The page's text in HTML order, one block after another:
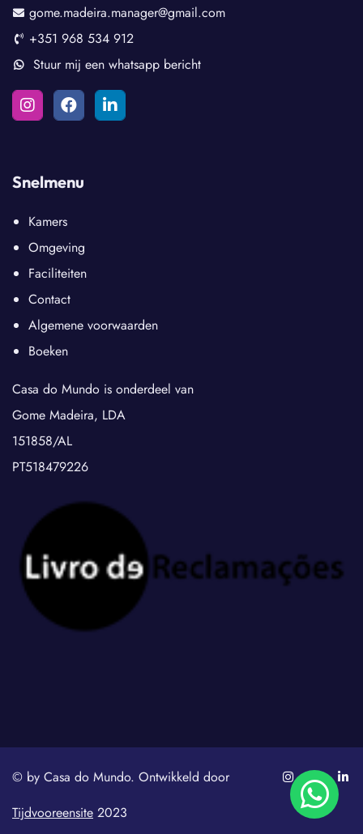
gome.madeira.manager@gmail.com
+351 968 534 912
Stuur mij een whatsapp bericht
Snelmenu
Kamers
Omgeving
Faciliteiten
Contact
Algemene voorwaarden
Boeken
Casa do Mundo is onderdeel van
Gome Madeira, LDA
151858/AL
PT518479226
© by Casa do Mundo. Ontwikkeld door
Tijdvooreensite 2023